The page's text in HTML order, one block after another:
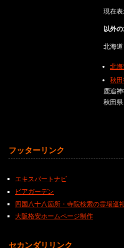
現在
以外
北海
北
秋
鹿追
秋田
フッターリンク
エキスパートナビ
ビアガーデン
四国八十八箇所・寺院検索の霊場巡
大阪格安ホームページ制作
セカンダリリンク